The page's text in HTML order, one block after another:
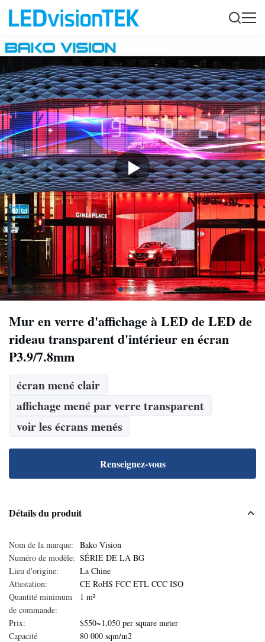
Mur en verre d'affichage à LED de LED de
rideau transparent d'intérieur en écran
P3.9/7.8mm
écran mené clair
affichage mené par verre transparent
voir les écrans menés
Renseignez-vous
Détails du produit
Nom de la marque:
Bako Vision
Numéro de modèle: SÉRIE DE LA BG
Lieu d'origine:
La Chine
Attestation:
CE RoHS FCC ETL CCC ISO
Quantité minimum
de commande:
1 m²
Prix:
$550~1,050 per square meter
Capacité
80 000 sqm/m2